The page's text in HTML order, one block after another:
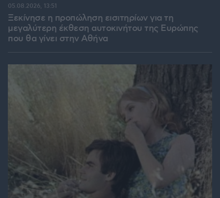
Ξεκίνησε η προπώληση εισιτηρίων για τη
μεγαλύτερη έκθεση αυτοκινήτου της Ευρώπης
που θα γίνει στην Αθήνα
05.08.2026, 13:51